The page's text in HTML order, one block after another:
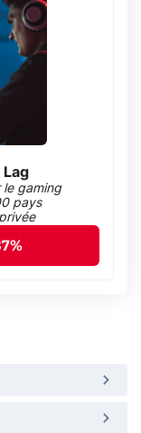
Lag
le gaming
pays